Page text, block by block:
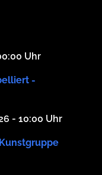
Uhr
-
- 10:00 Uhr